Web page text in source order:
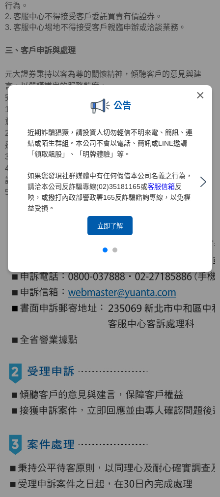
×
公告
近期詐騙猖獗，請投資人切勿輕信不明來電、簡訊、連
結或陌生群組。本公司不會以電話、簡訊或LINE邀請
「領取飆股」、「明牌體驗」等。
如果您發現社群媒體中有任何假借本公司名義之行為，
請洽本公司反詐騙專線(02)35181165或客服信箱反
映，或撥打內政部警政署165反詐騙諮詢專線，以免權
益受損。
立即了解
行為。
2. 客服中心不得接受客戶委託買賣有價證券。
3. 客服中心場地不得接受客戶親臨申辦或洽談業務。
三、客戶申訴與處理
元大證券秉持以客為尊的關懷精神，傾聽客戶的意見與建
言，以嚴謹謙卑的服務態度，
完善客訴處理程序
1.專人服務：重視客戶意見，編制專人耐心傾聽、記錄客戶
意見
2.受理申訴：接獲申訴案件，立即受理並由專人確認問題後
迅速立案
3.案件處理：受理申訴案件之日起，在30日內完成處理
4.回覆結果：將以電話、電子郵件、專函或其他方式回覆申
訴人
5.處理流程：如下圖